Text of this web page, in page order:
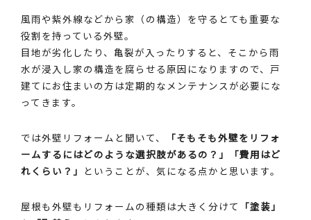
風雨や紫外線などから家（の構造）を守るとても重要な
役割を持っている外壁。
目地が劣化したり、亀裂が入ったりすると、そこから雨
水が浸入し家の構造を腐らせる原因になりますので、戸
建てにお住まいの方は定期的なメンテナンスが必要にな
ってきます。
では外壁リフォームと聞いて、
「そもそも外壁をリフォ
ームするにはどのような選択肢があるの？」「費用はど
れくらい？」 ということが、気になる点かと思います。
屋根も外壁もリフォームの種類は大きく分けて 「塗装」